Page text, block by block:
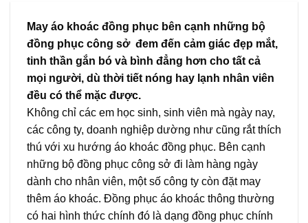
May áo khoác đồng phục bên cạnh những bộ
đồng phục công sở đem đến cảm giác đẹp mắt,
tinh thần gắn bó và bình đẳng hơn cho tất cả
mọi người, dù thời tiết nóng hay lạnh nhân viên
đều có thể mặc được.
Không chỉ các em học sinh, sinh viên mà ngày nay,
các công ty, doanh nghiệp dường như cũng rắt thích
thú với xu hướng áo khoác đồng phục. Bên cạnh
những bộ đồng phục công sở đi làm hàng ngày
dành cho nhân viên, một số công ty còn đặt may
thêm áo khoác. Đồng phục áo khoác thông thường
có hai hình thức chính đó là dạng đồng phục chính